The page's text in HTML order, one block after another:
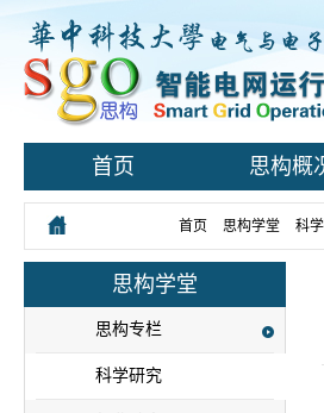
首页 思构概
首页 思构学堂 科
思构学堂
思构专栏
科学研究